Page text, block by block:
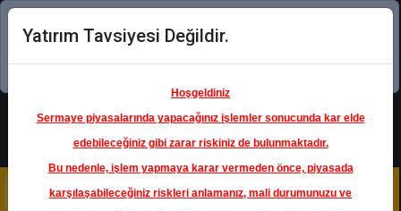
Şimdi uygulamayı indirin!
Yatırım Tavsiyesi Değildir.
Hoşgeldiniz
Sermaye piyasalarında yapacağınız işlemler sonucunda kar elde
edebileceğiniz gibi zarar riskiniz de bulunmaktadır.
Bu nedenle, işlem yapmaya karar vermeden önce, piyasada
karşılaşabileceğiniz riskleri anlamanız, mali durumunuzu ve